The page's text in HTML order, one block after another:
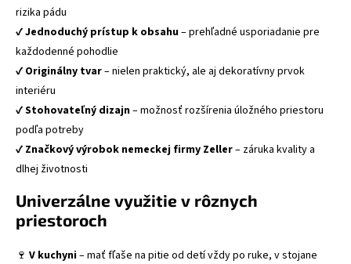
rizika pádu
✔️Jednoduchý prístup k obsahu– prehľadné usporiadanie pre
každodenné pohodlie
✔️ Originálny tvar– nielen praktický, ale aj dekoratívny prvok
interiéru
✔️Stohovateľný dizajn– možnosť rozšírenia úložného priestoru
podľa potreby
✔️ Značkový výrobok nemeckej firmy Zeller– záruka kvality a
dlhej životnosti
Univerzálne využitie v rôznych
priestoroch
🍷 V kuchyni– mať fľaše na pitie od detí vždy po ruke, v stojane